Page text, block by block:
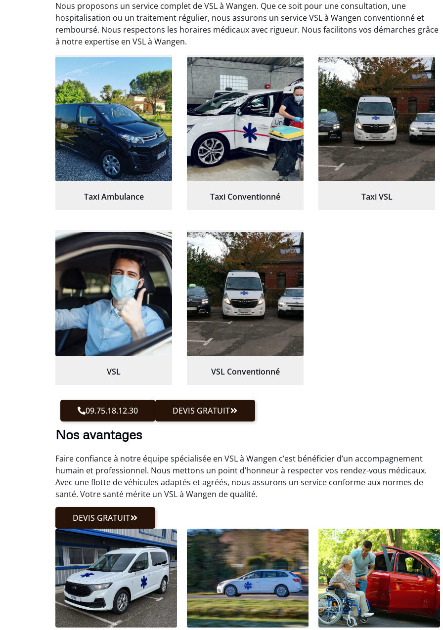
Nous proposons un service complet de VSL à Wangen. Que ce soit pour une consultation, une
hospitalisation ou un traitement régulier, nous assurons un service VSL à Wangen conventionné et
remboursé. Nous respectons les horaires médicaux avec rigueur. Nous facilitons vos démarches grâce
à notre expertise en VSL à Wangen.
Taxi Ambulance Taxi Conventionné Taxi VSL
VSL VSL Conventionné
09.75.18.12.30 DEVIS GRATUIT
Nos avantages
Faire confiance à notre équipe spécialisée en VSL à Wangen c’est bénéficier d’un accompagnement
humain et professionnel. Nous mettons un point d’honneur à respecter vos rendez-vous médicaux.
Avec une flotte de véhicules adaptés et agréés, nous assurons un service conforme aux normes de
santé. Votre santé mérite un VSL à Wangen de qualité.
DEVIS GRATUIT
Arnaud Deschamps
30 janvier 2025
Très satisfait du transport,
tout s’est bien déroulé.
Chauffeur à l’écoute et
patient.
Jérémy Ferrand
8 septembre 2024
Transport ponctuel et
personnel très attentionné.
Très satisfait du service.